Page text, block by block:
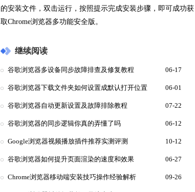
的安装文件，双击运行，按照提示完成安装步骤，即可成功获
取Chrome浏览器多功能安全版。
继续阅读
谷歌浏览器多设备同步故障排查及修复教程 06-17
谷歌浏览器下载文件夹如何设置成默认打开位置 06-01
谷歌浏览器自动更新设置及故障排除教程 07-22
谷歌浏览器的同步逻辑你真的弄懂了吗 06-12
Google浏览器视频播放插件推荐实测评测 10-12
谷歌浏览器如何提升页面渲染的速度和效果 06-27
Chrome浏览器移动端安装技巧操作经验解析 09-26